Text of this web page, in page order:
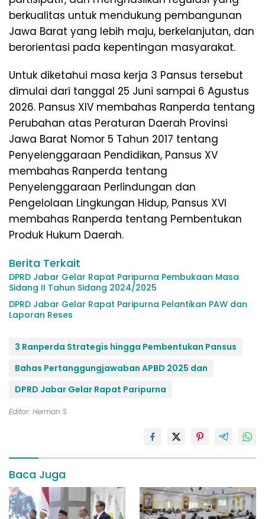
berkualitas untuk mendukung pembangunan
Jawa Barat yang lebih maju, berkelanjutan, dan
berorientasi pada kepentingan masyarakat.
Untuk diketahui masa kerja 3 Pansus tersebut
dimulai dari tanggal 25 Juni sampai 6 Agustus
2026. Pansus XIV membahas Ranperda tentang
Perubahan atas Peraturan Daerah Provinsi
Jawa Barat Nomor 5 Tahun 2017 tentang
Penyelenggaraan Pendidikan, Pansus XV
membahas Ranperda tentang
Penyelenggaraan Perlindungan dan
Pengelolaan Lingkungan Hidup, Pansus XVI
membahas Ranperda tentang Pembentukan
Produk Hukum Daerah.
Berita Terkait
DPRD Jabar Gelar Rapat Paripurna Pembukaan Masa
Sidang II Tahun Sidang 2024/2025
DPRD Jabar Gelar Rapat Paripurna Pelantikan PAW dan
Laporan Reses
3 Ranperda Strategis hingga Pembentukan Pansus
Bahas Pertanggungjawaban APBD 2025 dan
DPRD Jabar Gelar Rapat Paripurna
Editor: Herman S
Baca Juga